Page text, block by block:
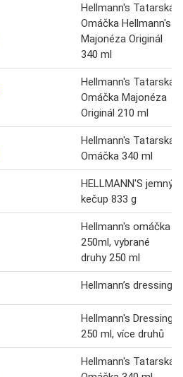
Hellmann's Tatarská
Omáčka Hellmann's
Majonéza Originál
340 ml
Hellmann's Tatarská
Omáčka Majonéza
Originál 210 ml
Hellmann's Tatarská
Omáčka 340 ml
HELLMANN'S jemný
kečup 833 g
Hellmann's omáčka
250ml, vybrané
druhy 250 ml
Hellmann’s dressing
Hellmann's Dressing,
250 ml, více druhů
Hellmann's Tatarská